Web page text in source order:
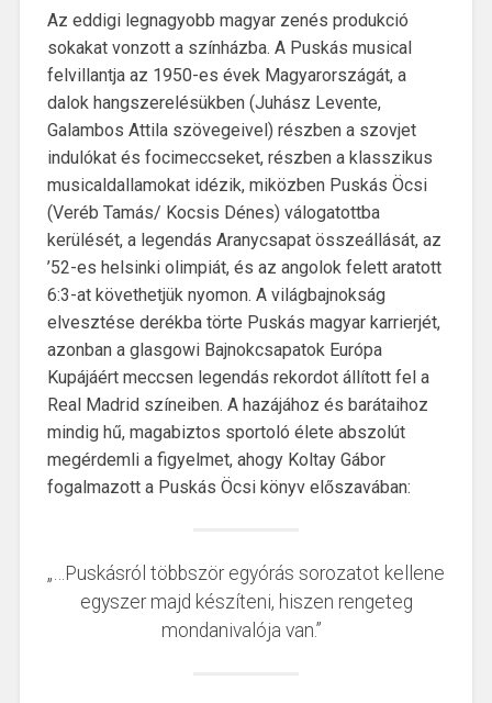
Az eddigi legnagyobb magyar zenés produkció
sokakat vonzott a színházba. A Puskás musical
felvillantja az 1950-es évek Magyarországát, a
dalok hangszerelésükben (Juhász Levente,
Galambos Attila szövegeivel) részben a szovjet
indulókat és focimeccseket, részben a klasszikus
musicaldallamokat idézik, miközben Puskás Öcsi
(Veréb Tamás/ Kocsis Dénes) válogatottba
kerülését, a legendás Aranycsapat összeállását, az
’52-es helsinki olimpiát, és az angolok felett aratott
6:3-at követhetjük nyomon. A világbajnokság
elvesztése derékba törte Puskás magyar karrierjét,
azonban a glasgowi Bajnokcsapatok Európa
Kupájáért meccsen legendás rekordot állított fel a
Real Madrid színeiben. A hazájához és barátaihoz
mindig hű, magabiztos sportoló élete abszolút
megérdemli a figyelmet, ahogy Koltay Gábor
fogalmazott a Puskás Öcsi könyv előszavában:
„…Puskásról többször egyórás sorozatot kellene
egyszer majd készíteni, hiszen rengeteg
mondanivalója van.”